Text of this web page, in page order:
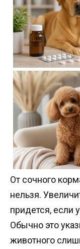
От сочного
нельзя.
придется, если
Обычно это
животного